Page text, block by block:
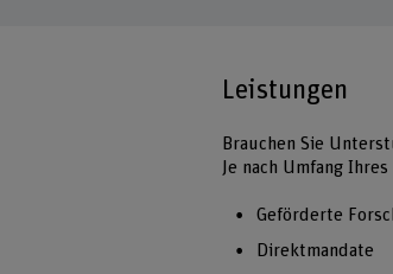
Leistungen
Brauchen Sie
Je nach Umfang
Geförderte
Direktmandate